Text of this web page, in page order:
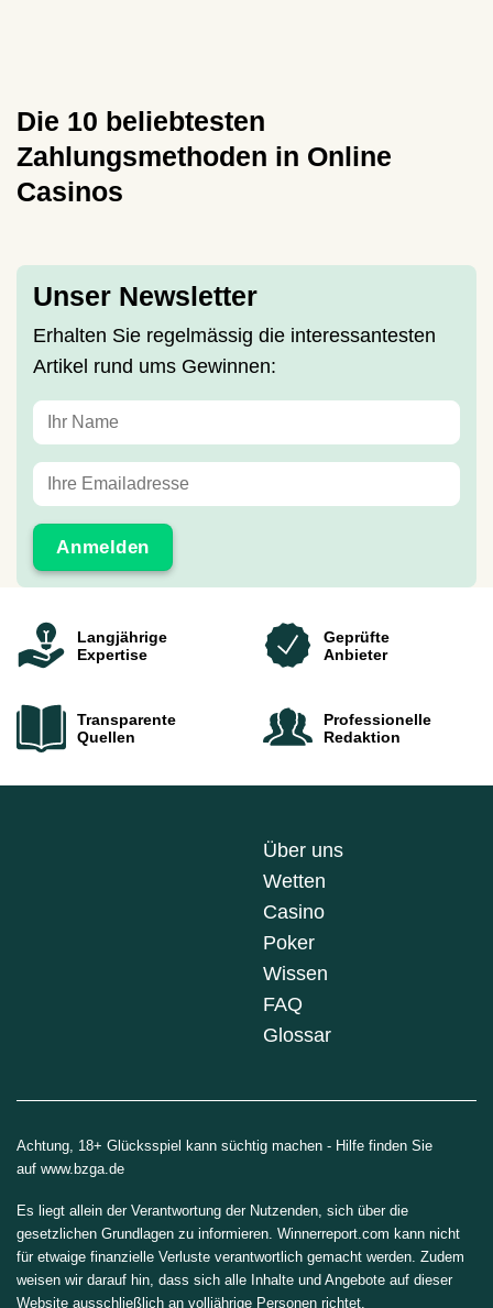
Die 10 beliebtesten
Zahlungsmethoden in Online
Casinos
Unser Newsletter
Erhalten Sie regelmässig die interessantesten
Artikel rund ums Gewinnen:
Langjährige
Expertise
Geprüfte
Anbieter
Transparente
Quellen
Professionelle
Redaktion
Über uns
Wetten
Casino
Poker
Wissen
FAQ
Glossar
Achtung, 18+ Glücksspiel kann süchtig machen - Hilfe finden Sie
auf www.bzga.de
Es liegt allein der Verantwortung der Nutzenden, sich über die
gesetzlichen Grundlagen zu informieren. Winnerreport.com kann nicht
für etwaige finanzielle Verluste verantwortlich gemacht werden. Zudem
weisen wir darauf hin, dass sich alle Inhalte und Angebote auf dieser
Website ausschließlich an volljährige Personen richtet.